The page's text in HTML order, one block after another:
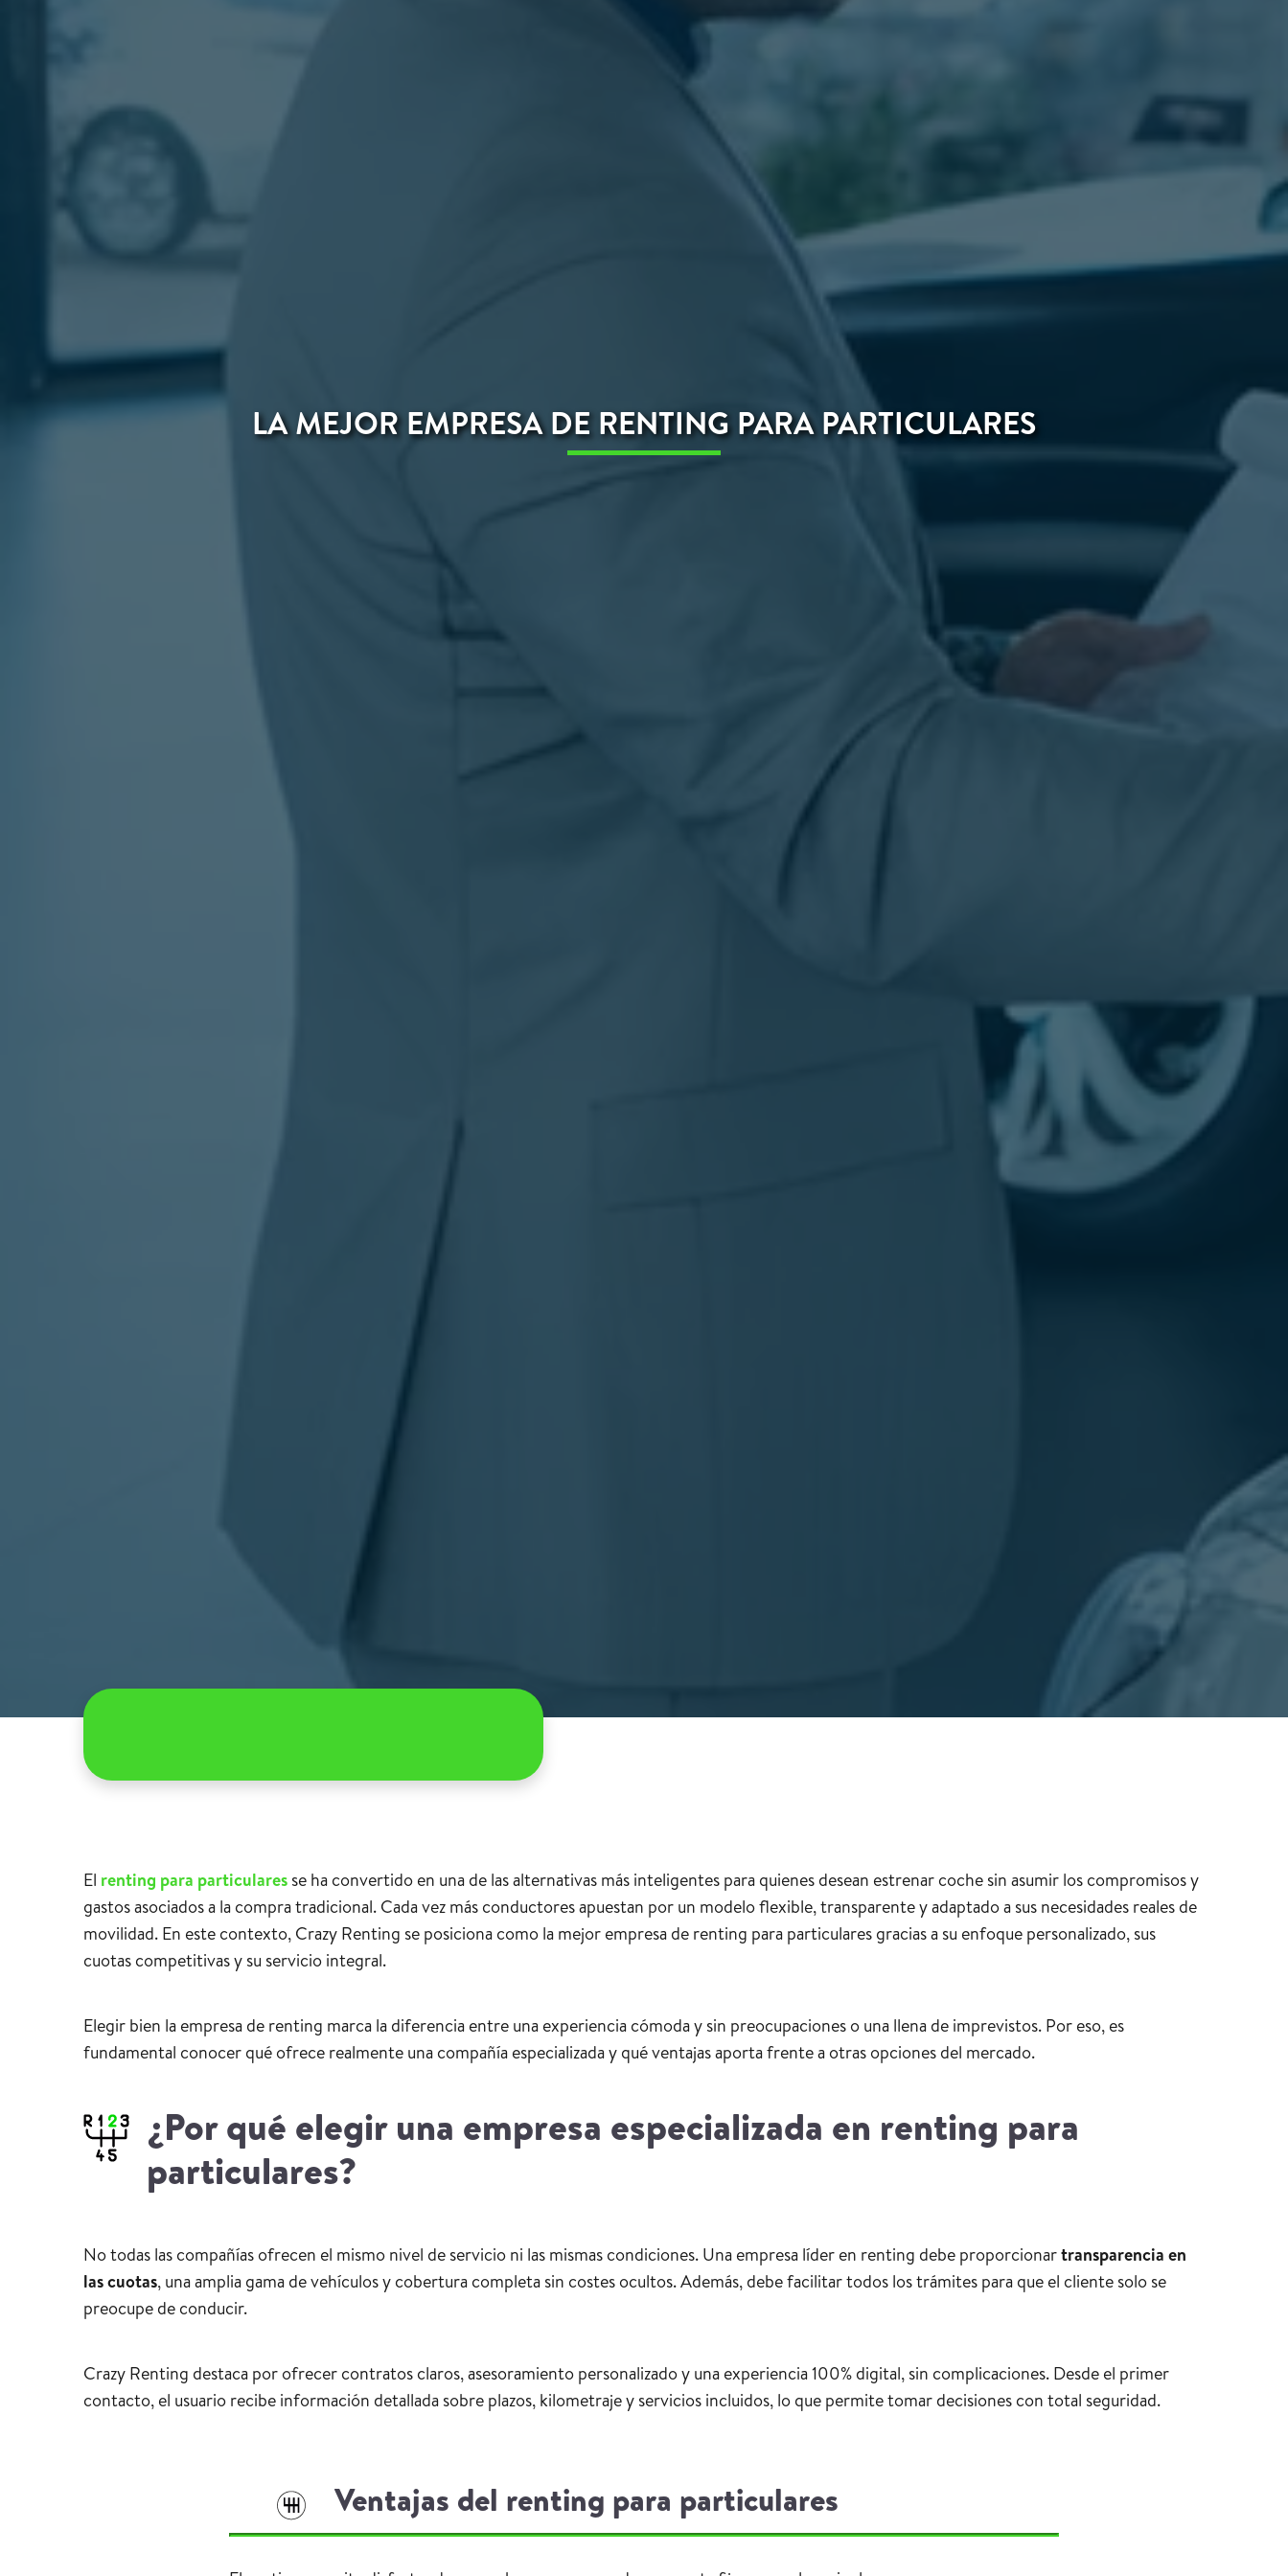
LA MEJOR EMPRESA DE RENTING PARA PARTICULARES
El renting para particulares se ha convertido en una de las alternativas más inteligentes para quienes desean estrenar coche sin asumir los compromisos y
gastos asociados a la compra tradicional. Cada vez más conductores apuestan por un modelo flexible, transparente y adaptado a sus necesidades reales de
movilidad. En este contexto, Crazy Renting se posiciona como la mejor empresa de renting para particulares gracias a su enfoque personalizado, sus
cuotas competitivas y su servicio integral.
Elegir bien la empresa de renting marca la diferencia entre una experiencia cómoda y sin preocupaciones o una llena de imprevistos. Por eso, es
fundamental conocer qué ofrece realmente una compañía especializada y qué ventajas aporta frente a otras opciones del mercado.
¿Por qué elegir una empresa especializada en renting para
particulares?
No todas las compañías ofrecen el mismo nivel de servicio ni las mismas condiciones. Una empresa líder en renting debe proporcionartransparencia en
las cuotas, una amplia gama de vehículos y cobertura completa sin costes ocultos. Además, debe facilitar todos los trámites para que el cliente solo se
preocupe de conducir.
Crazy Renting destaca por ofrecer contratos claros, asesoramiento personalizado y una experiencia 100% digital, sin complicaciones. Desde el primer
contacto, el usuario recibe información detallada sobre plazos, kilometraje y servicios incluidos, lo que permite tomar decisiones con total seguridad.
Ventajas del renting para particulares